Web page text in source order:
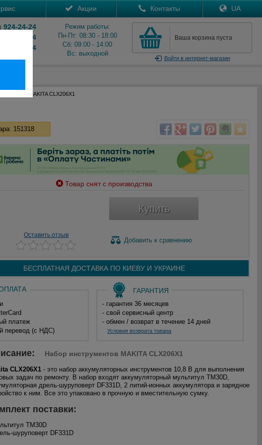
Акции Контакты UA
924-24-24
204-24-24
824-24-24
Режим работы:
Пн-Пт: 08:30 - 18:00
Сб: 09:00 - 14:00
Вс: выходной
Ваша корзина пуста
Войтив интернет-магазин
MAKITA CLX206X1
151318
Товар снят с производства
Купить
Оставить отзыв
Добавить к сравнению
БЕСПЛАТНАЯ ДОСТАВКА ПО КИЕВУ И УКРАИНЕ
платеж
перевод (с НДС)
ГАРАНТИЯ
- гарантия 36 месяцев
- свой сервисный центр
- обмен / возврат в течение 14 дней
Условия возврата товара
Набор инструментов MAKITA CLX206X1
CLX206X1 - это набор аккумуляторных инструментов 10,8 В для выполнения
задач по ремонту. В набор входят аккумуляторный мультитул TM30D,
дрель-шуруповерт DF331D, 2 литий-ионных аккумулятора и зарядное
к ним. Все это упаковано в прочную и вместительную сумку.
поставки:
TM30D
шуруповерт DF331D